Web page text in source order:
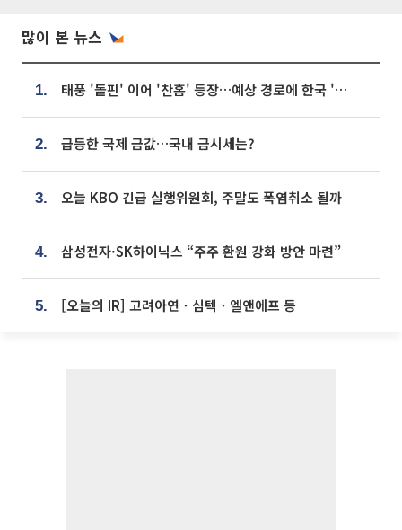
많이 본 뉴스
1. 태풍 '돌핀' 이어 '찬홈' 등장…예상 경로에 한국 '한숨'
2. 급등한 국제 금값…국내 금시세는?
3. 오늘 KBO 긴급 실행위원회, 주말도 폭염취소 될까
4. 삼성전자·SK하이닉스 “주주 환원 강화 방안 마련”
5. [오늘의 IR] 고려아연ㆍ심텍ㆍ엘앤에프 등